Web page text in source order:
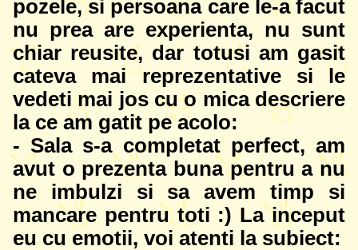
pozele, si persoana care le-a facut
nu prea are experienta, nu sunt
chiar reusite, dar totusi am gasit
cateva mai reprezentative si le
vedeti mai jos cu o mica descriere
la ce am gatit pe acolo:
- Sala s-a completat perfect, am
avut o prezenta buna pentru a nu
ne imbulzi si sa avem timp si
mancare pentru toti :) La inceput
eu cu emotii, voi atenti la subiect: